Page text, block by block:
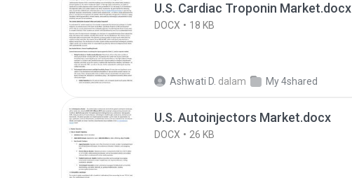
U.S. Cardiac Troponin Market.docx
DOCX 18 KB
Ashwati D. dalam My 4shared
U.S. Autoinjectors Market.docx
DOCX 26 KB